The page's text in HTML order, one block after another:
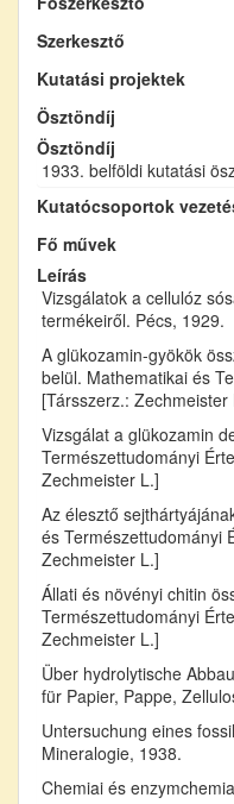
Szerkesztő
Kutatási projektek
Ösztöndíj
Ösztöndíj
1933. belföldi kutatási
Kutatócsoportok
Fő művek
Leírás
Vizsgálatok a cellulóz
termékeiről. Pécs, 1929.
A glükozamin-gyökök
belül. Mathematikai és
[Társszerz.:
Vizsgálat a glükozamin
Természettudományi
Zechmeister L.]
Az élesztő
és Természettudományi
Zechmeister L.]
Állati és növényi chitin
Természettudományi
Zechmeister L.]
Über hydrolytische
für Papier, Pappe,
Untersuchung eines
Mineralogie, 1938.
Chemiai és